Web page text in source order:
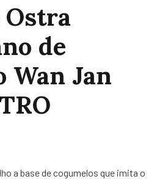
de
Wan Jan
a base de cogumelos que imita o